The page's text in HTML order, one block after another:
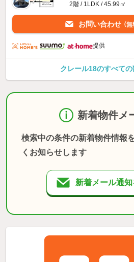
2階 / 1LDK / 45.99㎡
お問い合わせ （無
提供
クレール18のすべて
新着物件メ
検索中の条件の新着物件情報
くお知らせします
新着メール通